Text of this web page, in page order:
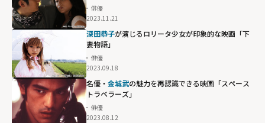
俳優
2023.11.21
深田恭子が演じるロリータ少女が印象的な映画「下
妻物語」
俳優
2023.09.18
名優・ 金城武の魅力を再認識できる映画「スペース
トラベラーズ」
俳優
2023.08.12